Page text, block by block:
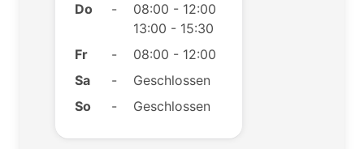
Do
-
08:00 - 12:00
13:00 - 15:30
Fr
-
08:00 - 12:00
Sa
-
Geschlossen
So
- Geschlossen